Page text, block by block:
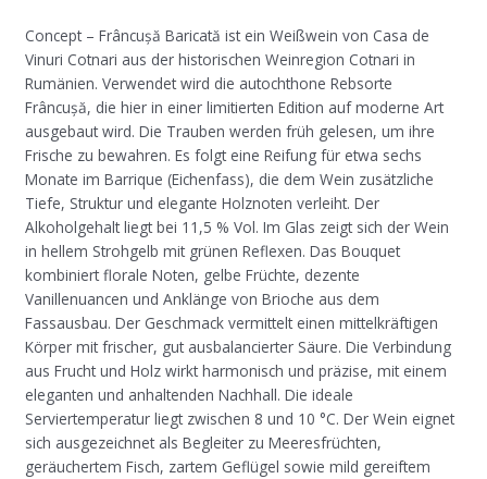
Concept – Frâncușă Baricată ist ein Weißwein von Casa de
Vinuri Cotnari aus der historischen Weinregion Cotnari in
Rumänien. Verwendet wird die autochthone Rebsorte
Frâncușă, die hier in einer limitierten Edition auf moderne Art
ausgebaut wird. Die Trauben werden früh gelesen, um ihre
Frische zu bewahren. Es folgt eine Reifung für etwa sechs
Monate im Barrique (Eichenfass), die dem Wein zusätzliche
Tiefe, Struktur und elegante Holznoten verleiht. Der
Alkoholgehalt liegt bei 11,5 % Vol. Im Glas zeigt sich der Wein
in hellem Strohgelb mit grünen Reflexen. Das Bouquet
kombiniert florale Noten, gelbe Früchte, dezente
Vanillenuancen und Anklänge von Brioche aus dem
Fassausbau. Der Geschmack vermittelt einen mittelkräftigen
Körper mit frischer, gut ausbalancierter Säure. Die Verbindung
aus Frucht und Holz wirkt harmonisch und präzise, mit einem
eleganten und anhaltenden Nachhall. Die ideale
Serviertemperatur liegt zwischen 8 und 10 °C. Der Wein eignet
sich ausgezeichnet als Begleiter zu Meeresfrüchten,
geräuchertem Fisch, zartem Geflügel sowie mild gereiftem